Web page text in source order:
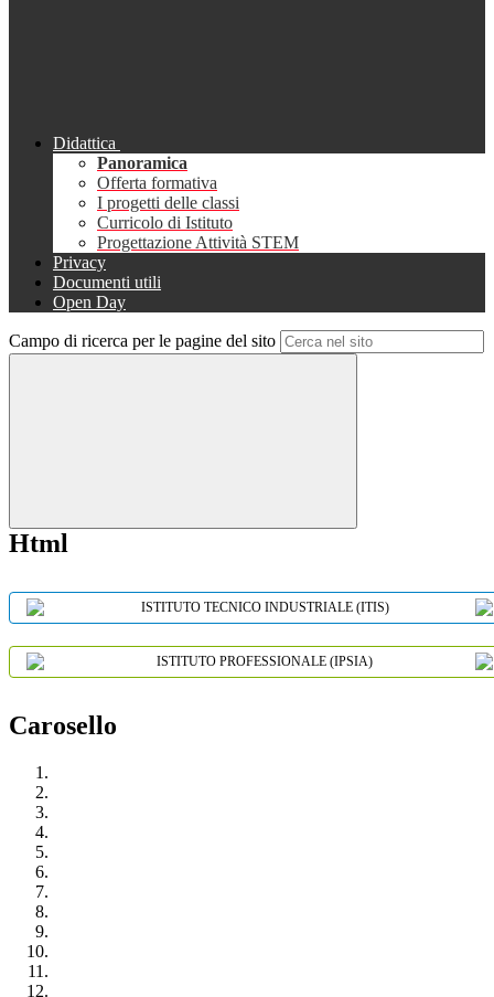
Didattica
Panoramica
Offerta formativa
I progetti delle classi
Curricolo di Istituto
Progettazione Attività STEM
Privacy
Documenti utili
Open Day
Campo di ricerca per le pagine del sito
Html
ISTITUTO TECNICO INDUSTRIALE (ITIS)
ISTITUTO PROFESSIONALE (IPSIA)
Carosello